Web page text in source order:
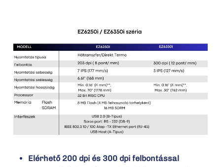
Elérhető 200 dpi és 300 dpi felbontással